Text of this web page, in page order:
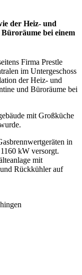
der Heiz- und
bei einem
Firma Prestle
im Untergeschoss
der Heiz- und
und Büroräume bei
mit Großküche
in
kW versorgt.
mit
Rückkühler auf